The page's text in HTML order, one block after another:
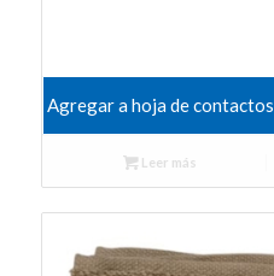
Agregar a hoja de contactos
Leer más